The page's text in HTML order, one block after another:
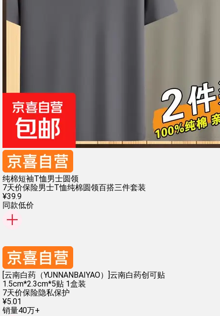
纯棉短袖T恤男士圆领
7天价保险男士T恤纯棉圆领百搭三件套装
¥39.9
同款低价
[云南白药（YUNNANBAIYAO）]云南白药创可贴
1.5cm*2.3cm*5贴 1盒装
7天价保险隐私保护
¥5.01
销量40万+